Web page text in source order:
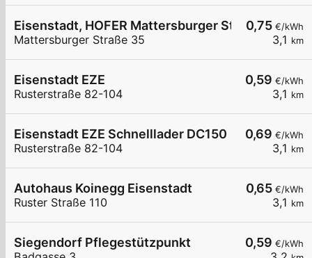
0,75 €/kWh
3,1 km
Eisenstadt, HOFER Mattersburger Str.
Mattersburger Straße 35
0,59 €/kWh
3,1 km
Eisenstadt EZE
Rusterstraße 82-104
0,69 €/kWh
3,1 km
Eisenstadt EZE Schnelllader DC150
Rusterstraße 82-104
0,65 €/kWh
3,1 km
Autohaus Koinegg Eisenstadt
Ruster Straße 110
0,59 €/kWh
Siegendorf Pflegestützpunkt